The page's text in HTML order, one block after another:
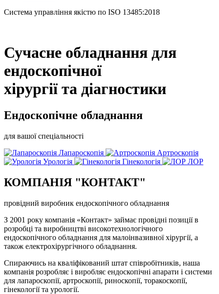
Система управління якістю по ISO 13485:2018
Сучасне обладнання для
ендоскопічної
хірургії та діагностики
Ендоскопічне обладнання
для вашої спеціальності
Лапароскопія
Артроскопія
Урологія
Гінекологія ЛОР
КОМПАНІЯ "КОНТАКТ"
провідний виробник ендоскопічного обладнання
З 2001 року компанія «Контакт» займає провідні позиції в
розробці та виробництві високотехнологічного
ендоскопічного обладнання для малоінвазивної хірургії, а
також електрохірургічного обладнання.
Спираючись на кваліфікований штат співробітників, наша
компанія розробляє і виробляє ендоскопічні апарати і системи
для лапароскопії, артроскопії, риноскопії, торакоскопії,
гінекології та урології.